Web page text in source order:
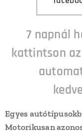
7 napnál
kattintson
Egyes
Motorikusan